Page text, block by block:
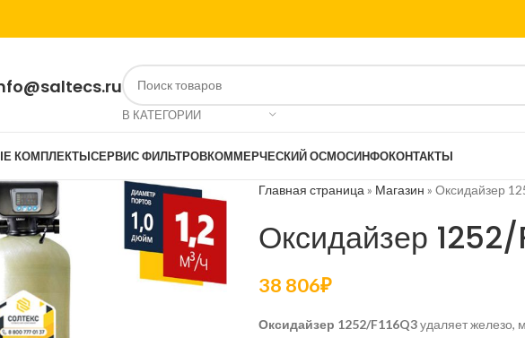
В КАТЕГОРИИ
КОМПЛЕКТЫСЕРВИС ФИЛЬТРОВКОММЕРЧЕСКИЙ ОСМОСИНФОКОНТАКТЫ
Главная страница » Магазин » Оксидайзер
Оксидайзер 1252/
38 806₽
Оксидайзер 1252/F116Q3удаляет железо,